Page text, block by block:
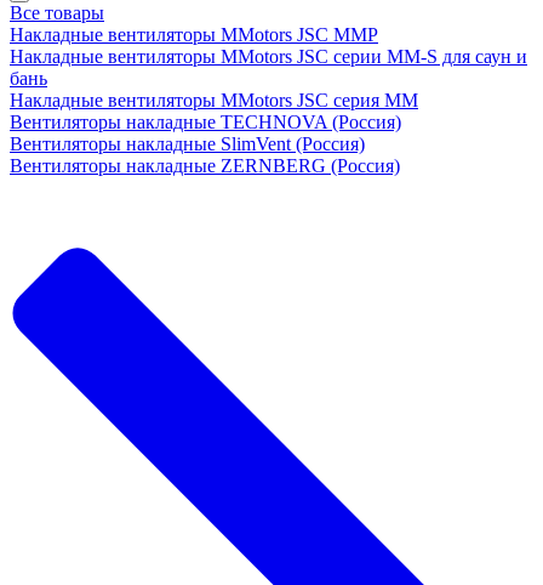
Все товары
Накладные вентиляторы MMotors JSC MMP
Накладные вентиляторы MMotors JSC серии MM-S для саун и
бань
Накладные вентиляторы MMotors JSC серия МM
Вентиляторы накладные TECHNOVA (Россия)
Вентиляторы накладные SlimVent (Россия)
Вентиляторы накладные ZERNBERG (Россия)